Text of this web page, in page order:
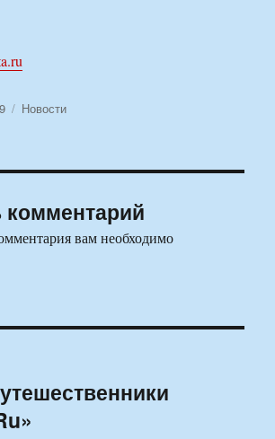
Рубрики
Новости
комментарий
вам необходимо